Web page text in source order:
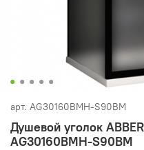
арт. AG30160BMH-S90BM
Душевой уголок
AG30160BMH-S90BM